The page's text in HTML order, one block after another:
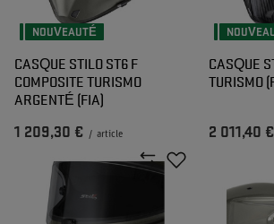
NOUVEAUTÉ
CASQUE STILO ST6 F
COMPOSITE TURISMO
ARGENTÉ (FIA)
1 209,30 € / article
CASQUE
TURISMO
2 011,40 €